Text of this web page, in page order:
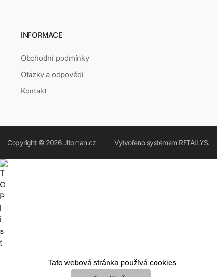
INFORMACE
Obchodní podmínky
Otázky a odpovědi
Kontakt
Copyright © 2026 Jltoman.cz Vytvořeno systémem RETAILYS.
Tato webová stránka používá cookies